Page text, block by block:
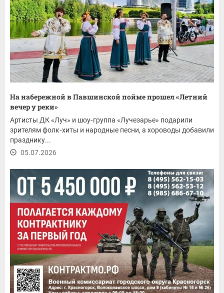
На набережной в Павшинской пойме прошел «Летний
вечер у реки»
Артисты ДК «Луч» и шоу‑группа «Лучезарье» подарили
зрителям фолк‑хиты и народные песни, а хороводы добавили
празднику...
05.07.2026